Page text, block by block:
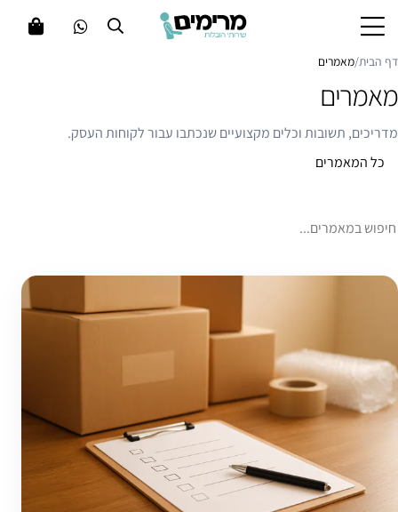
דף הבית/מאמרים
מאמרים
מדריכים, תשובות וכלים מקצועיים שנכתבו עבור לקוחות העסק.
כל המאמרים